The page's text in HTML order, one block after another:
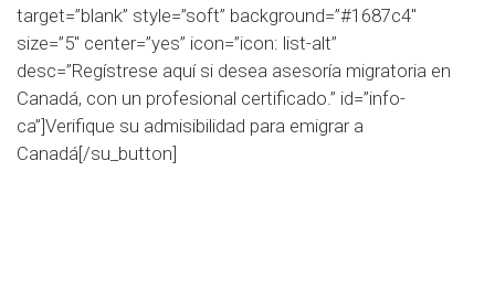
target=”blank” style=”soft” background=”#1687c4″
size=”5″ center=”yes” icon=”icon: list-alt”
desc=”Regístrese aquí si desea asesoría migratoria en
Canadá, con un profesional certificado.” id=”info-
ca”]Verifique su admisibilidad para emigrar a
Canadá[/su_button]